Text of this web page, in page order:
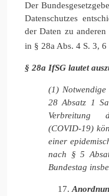
Der
Datenschutzes
der Daten zu
in § 28a Abs. 4 S. 3,
§ 28a IfSG lautet
(1) Notwendige
28 Absatz 1
Verbreitung
(COVID-19)
einer
nach § 5
Bundestag